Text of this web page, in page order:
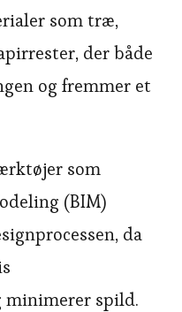
som træ,
der både
og fremmer et
som
(BIM)
da
minimerer spild.